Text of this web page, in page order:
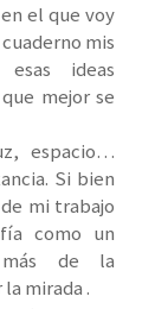
el que voy
mis
ideas
mejor se
espacio…
Si bien
mi trabajo
como un
más de la
mirada .